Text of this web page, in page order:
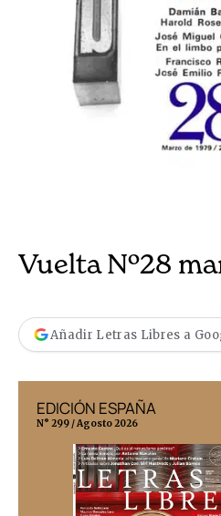
Vuelta Nº28
Añadir Letras Libres a
EDICIÓN ESPAÑA
N° 299 / Agosto 2026